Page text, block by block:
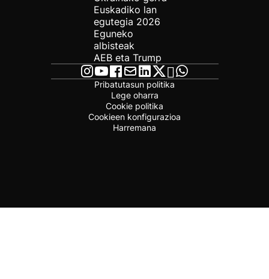
Euskadiko lan
egutegia 2026
Eguneko
albisteak
AEB eta Trump
Pribatutasun politika
Lege oharra
Cookie politika
Cookieen konfigurazioa
Harremana